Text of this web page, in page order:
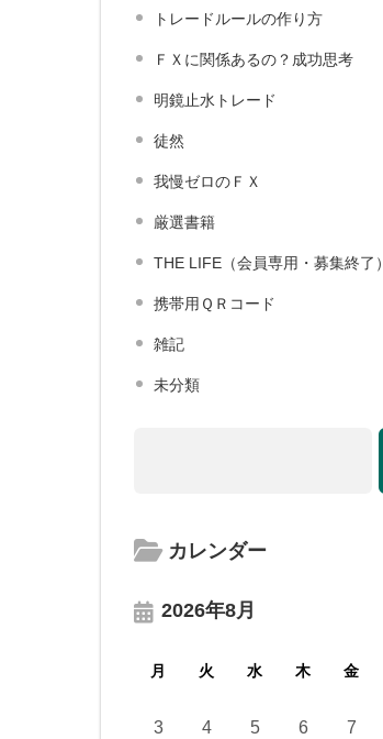
トレードルールの作り方
ＦＸに関係あるの？成功思考
明鏡止水トレード
徒然
我慢ゼロのＦＸ
厳選書籍
THE LIFE（会員専用・募集終了）
携帯用ＱＲコード
雑記
未分類
カレンダー
2026年8月
月 火 水 木 金
3
4 5 6 7